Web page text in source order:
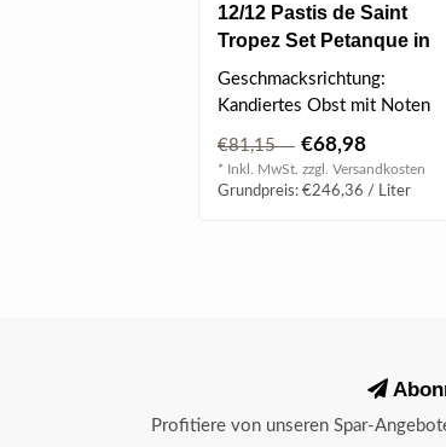
12/12 Pastis de Saint
Tropez Set Petanque in
Holzkiste 0.7 l 45 % vol
Geschmacksrichtung:
Kandiertes Obst mit Noten
€81,15 €68,98
* Inkl. MwSt. zzgl. Versandkosten
Grundpreis: €246,36 / Liter
Profitiere von unseren Spar-